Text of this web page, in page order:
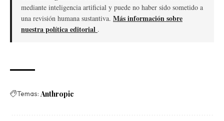
mediante inteligencia artificial y puede no haber sido sometido a
una revisión humana sustantiva. Más información sobre
nuestra política editorial .
Temas: Anthropic